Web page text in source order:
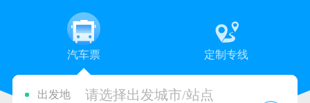
汽车票 定制专线
出发地 请选择出发城市/站点